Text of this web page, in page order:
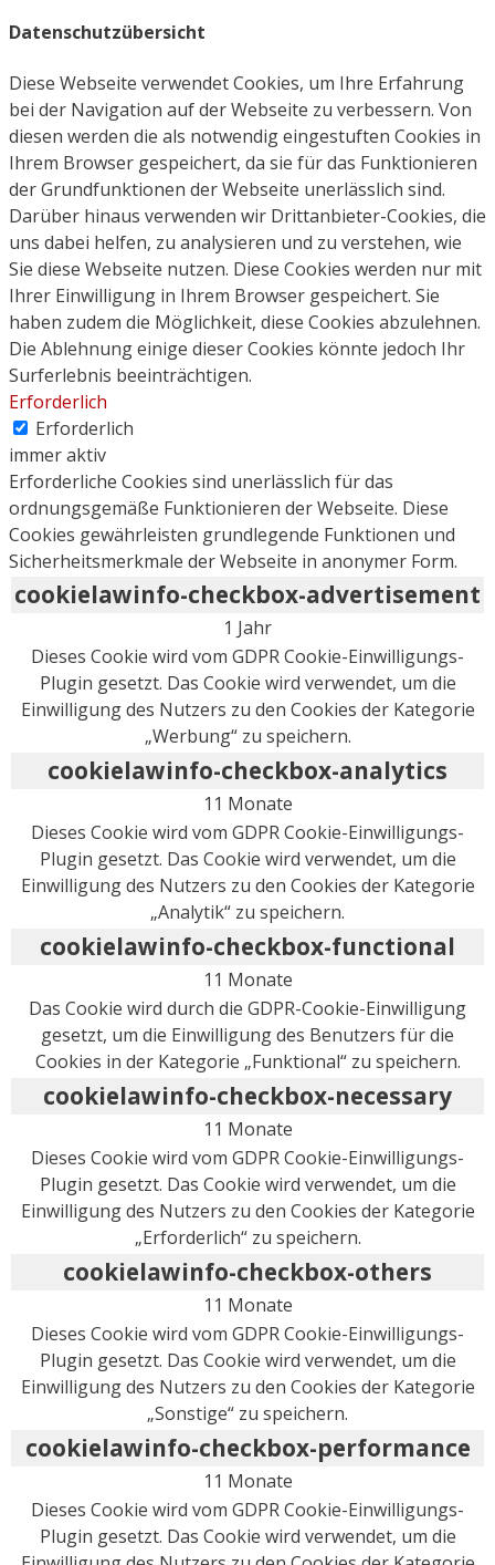
Datenschutzübersicht
Diese Webseite verwendet Cookies, um Ihre Erfahrung
bei der Navigation auf der Webseite zu verbessern. Von
diesen werden die als notwendig eingestuften Cookies in
Ihrem Browser gespeichert, da sie für das Funktionieren
der Grundfunktionen der Webseite unerlässlich sind.
Darüber hinaus verwenden wir Drittanbieter-Cookies, die
uns dabei helfen, zu analysieren und zu verstehen, wie
Sie diese Webseite nutzen. Diese Cookies werden nur mit
Ihrer Einwilligung in Ihrem Browser gespeichert. Sie
haben zudem die Möglichkeit, diese Cookies abzulehnen.
Die Ablehnung einige dieser Cookies könnte jedoch Ihr
Surferlebnis beeinträchtigen.
Erforderlich
Erforderlich
immer aktiv
Erforderliche Cookies sind unerlässlich für das
ordnungsgemäße Funktionieren der Webseite. Diese
Cookies gewährleisten grundlegende Funktionen und
Sicherheitsmerkmale der Webseite in anonymer Form.
cookielawinfo-checkbox-advertisement
1 Jahr
Dieses Cookie wird vom GDPR Cookie-Einwilligungs-
Plugin gesetzt. Das Cookie wird verwendet, um die
Einwilligung des Nutzers zu den Cookies der Kategorie
„Werbung“ zu speichern.
cookielawinfo-checkbox-analytics
11 Monate
Dieses Cookie wird vom GDPR Cookie-Einwilligungs-
Plugin gesetzt. Das Cookie wird verwendet, um die
Einwilligung des Nutzers zu den Cookies der Kategorie
„Analytik“ zu speichern.
cookielawinfo-checkbox-functional
11 Monate
Das Cookie wird durch die GDPR-Cookie-Einwilligung
gesetzt, um die Einwilligung des Benutzers für die
Cookies in der Kategorie „Funktional“ zu speichern.
cookielawinfo-checkbox-necessary
11 Monate
Dieses Cookie wird vom GDPR Cookie-Einwilligungs-
Plugin gesetzt. Das Cookie wird verwendet, um die
Einwilligung des Nutzers zu den Cookies der Kategorie
„Erforderlich“ zu speichern.
cookielawinfo-checkbox-others
11 Monate
Dieses Cookie wird vom GDPR Cookie-Einwilligungs-
Plugin gesetzt. Das Cookie wird verwendet, um die
Einwilligung des Nutzers zu den Cookies der Kategorie
„Sonstige“ zu speichern.
cookielawinfo-checkbox-performance
11 Monate
Dieses Cookie wird vom GDPR Cookie-Einwilligungs-
Plugin gesetzt. Das Cookie wird verwendet, um die